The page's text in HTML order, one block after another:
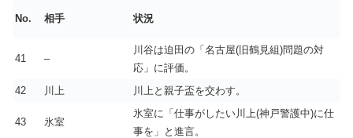
No. 相手 状況
41 –
川谷は迫田の「名古屋(旧鶴見組)問題の対
応」に評価。
42
川上 川上と親子盃を交わす。
43 氷室
氷室に「仕事がしたい川上(神戸警護中)に仕
事を」と進言。